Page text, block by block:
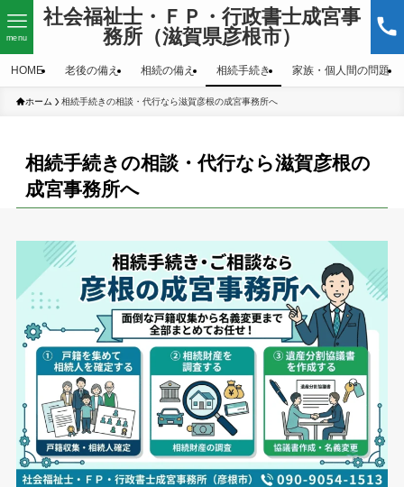
社会福祉士・ＦＰ・行政書士成宮事
務所（滋賀県彦根市）
menu
HOME 老後の備え 相続の備え 相続手続き 家族・個人間の問題
ホーム 相続手続きの相談・代行なら滋賀彦根の成宮事務所へ
相続手続きの相談・代行なら滋賀彦根の
成宮事務所へ